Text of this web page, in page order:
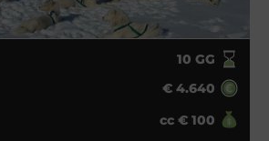
10 GG
€ 4.640
cc € 100